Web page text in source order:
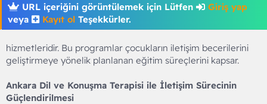
URL içeriğini görüntülemek için Lütfen
Giriş yap
veya
Kayıt ol Teşekkürler.
hizmetleridir. Bu programlar çocukların iletişim becerilerini
geliştirmeye yönelik planlanan eğitim süreçlerini kapsar.
Ankara Dil ve Konuşma Terapisi ile İletişim Sürecinin
Güçlendirilmesi